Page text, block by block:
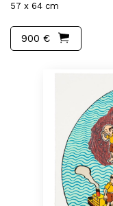
57 x 64 cm
900 €